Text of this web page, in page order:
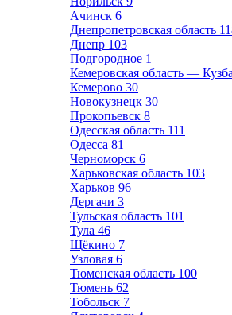
Ачинск 6
Днепропетровская область
Днепр 103
Подгородное 1
Кемеровская область —
Кемерово 30
Новокузнецк 30
Прокопьевск 8
Одесская область 111
Одесса 81
Черноморск 6
Харьковская область 103
Харьков 96
Дергачи 3
Тульская область 101
Тула 46
Щёкино 7
Узловая 6
Тюменская область 100
Тюмень 62
Тобольск 7